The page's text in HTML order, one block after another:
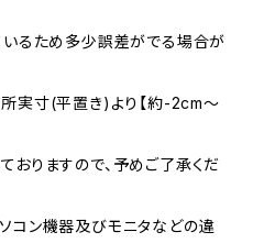
いるため多少誤差がでる場合が
実寸(平置き)より【約-2cm〜
りますので、予めご了承くだ
コン機器及びモニタなどの違